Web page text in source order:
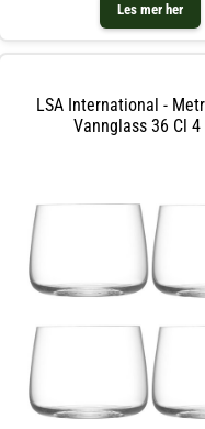
Les mer her
LSA International -
Vannglass 36 Cl 4